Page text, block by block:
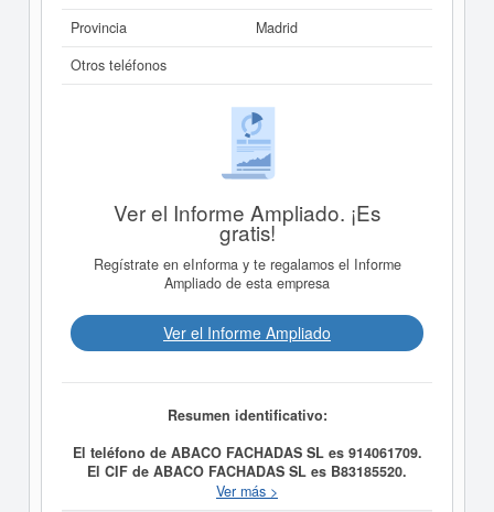
Provincia
Madrid
Otros teléfonos
Ver el Informe Ampliado. ¡Es
gratis!
Regístrate en eInforma y te regalamos el Informe
Ampliado de esta empresa
Ver el Informe Ampliado
Resumen identificativo:
El teléfono de ABACO FACHADAS SL es 914061709.
El CIF de ABACO FACHADAS SL es B83185520.
ABACO FACHADAS SLse constituyó el día
Ver más >